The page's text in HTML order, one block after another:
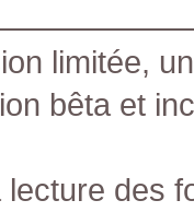
limitée,
bêta et
lecture des